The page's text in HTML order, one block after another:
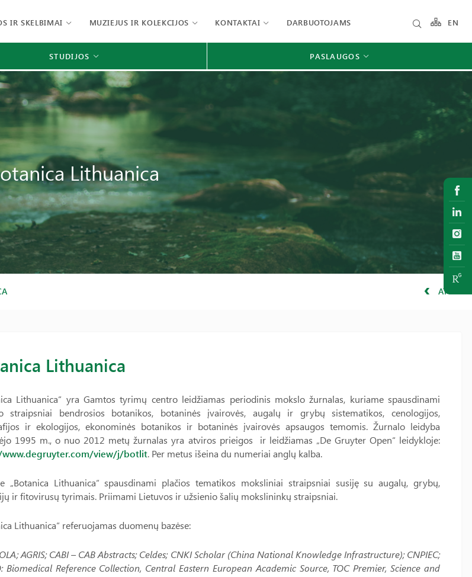
IR SKELBIMAI MUZIEJUS IR KOLEKCIJOS KONTAKTAI DARBUOTOJAMS EN
STUDIJOS PASLAUGOS
Lithuanica
ATGAL
Lithuanica
Lithuanica“ yra Gamtos tyrimų centro leidžiamas periodinis mokslo žurnalas, kuriame spausdinami
straipsniai bendrosios botanikos, botaninės įvairovės, augalų ir grybų sistematikos, cenologijos,
ir ekologijos, ekonominės botanikos ir botaninės įvairovės apsaugos temomis. Žurnalo leidyba
1995 m., o nuo 2012 metų žurnalas yra atviros prieigos ir leidžiamas „De Gruyter Open“ leidykloje:
www.degruyter.com/view/j/botlit. Per metus išeina du numeriai anglų kalba.
„Botanica Lithuanica“ spausdinami plačios tematikos moksliniai straipsniai susiję su augalų, grybų,
ir fitovirusų tyrimais. Priimami Lietuvos ir užsienio šalių mokslininkų straipsniai.
Lithuanica“ referuojamas duomenų bazėse:
AGRIS; CABI – CAB Abstracts; Celdes; CNKI Scholar (China National Knowledge Infrastructure); CNPIEC;
Biomedical Reference Collection, Central Eastern European Academic Source, TOC Premier, Science and